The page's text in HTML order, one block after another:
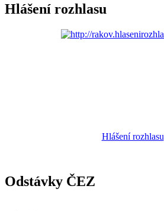
Hlášení rozhlasu
Hlášení rozhlasu
Odstávky ČEZ